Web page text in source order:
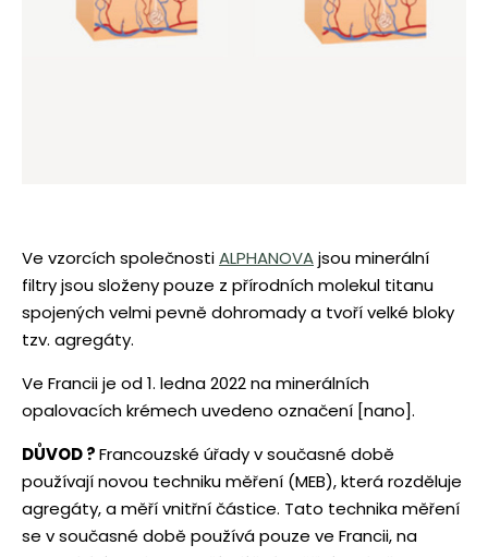
Ve vzorcích společnostiALPHANOVAjsou minerální
filtry jsou složeny pouze z přírodních molekul titanu
spojených velmi pevně dohromady a tvoří velké bloky
tzv. agregáty.
Ve Francii je od 1. ledna 2022 na minerálních
opalovacích krémech uvedeno označení [nano].
DŮVOD ?Francouzské úřady v současné době
používají novou techniku měření (MEB), která rozděluje
agregáty, a měří vnitřní částice. Tato technika měření
se v současné době používá pouze ve Francii, na